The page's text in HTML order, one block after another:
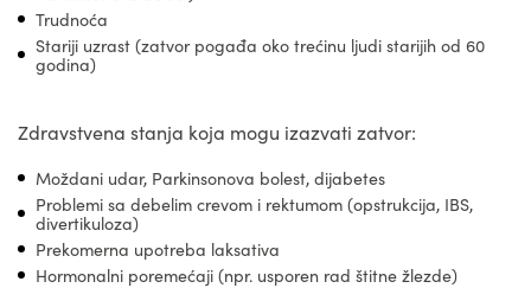
Trudnoća
Stariji uzrast (zatvor pogađa oko trećinu ljudi starijih od 60
godina)
Zdravstvena stanja koja mogu izazvati zatvor:
Moždani udar, Parkinsonova bolest, dijabetes
Problemi sa debelim crevom i rektumom (opstrukcija, IBS,
divertikuloza)
Prekomerna upotreba laksativa
Hormonalni poremećaji (npr. usporen rad štitne žlezde)